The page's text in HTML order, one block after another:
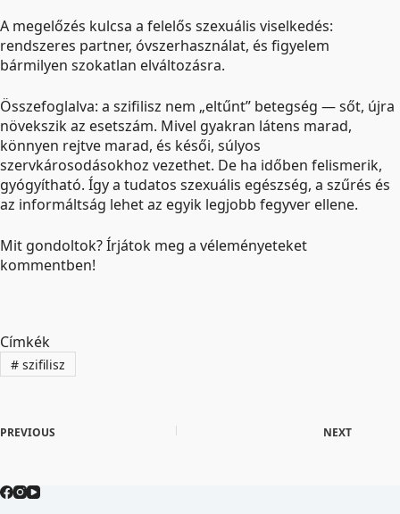
A megelőzés kulcsa a felelős szexuális viselkedés:
rendszeres partner, óvszerhasználat, és figyelem
bármilyen szokatlan elváltozásra.
Összefoglalva: a szifilisz nem „eltűnt” betegség — sőt, újra
növekszik az esetszám. Mivel gyakran látens marad,
könnyen rejtve marad, és késői, súlyos
szervkárosodásokhoz vezethet. De ha időben felismerik,
gyógyítható. Így a tudatos szexuális egészség, a szűrés és
az informáltság lehet az egyik legjobb fegyver ellene.
Mit gondoltok? Írjátok meg a véleményeteket
kommentben!
Címkék
#szifilisz
PREVIOUS NEXT